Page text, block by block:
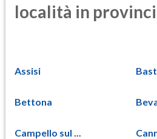
località in
Assisi
Bettona
Campello sul ...